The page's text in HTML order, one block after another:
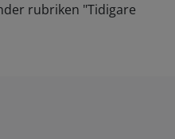
rubriken "Tidigare